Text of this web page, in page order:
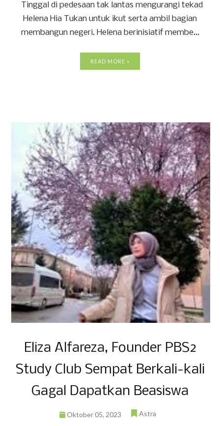
Tinggal di pedesaan tak lantas mengurangi tekad
Helena Hia Tukan untuk ikut serta ambil bagian
membangun negeri. Helena berinisiatif membe...
READ MORE »
Eliza Alfareza, Founder PBS2
Study Club Sempat Berkali-kali
Gagal Dapatkan Beasiswa
Oktober 05, 2023 Astra